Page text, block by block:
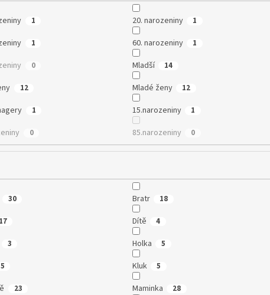
1 20. narozeniny 1
1 60. narozeniny 1
0 Mladší 14
12 Mladé ženy 12
1 15.narozeniny 1
0 85.narozeniny 0
30 Bratr 18
17 Dítě 4
3 Holka 5
5 Kluk 5
23 Maminka 28